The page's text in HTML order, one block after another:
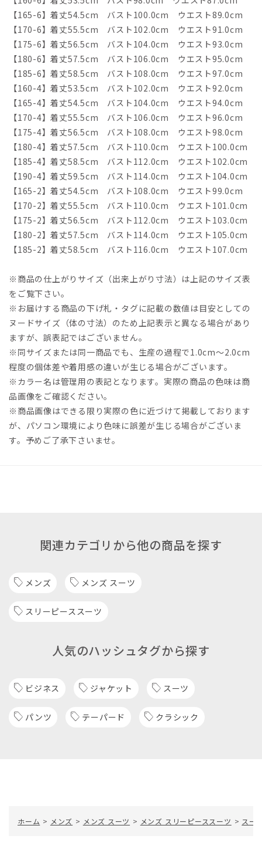
【165-6】着丈54.5cm バスト100.0cm ウエスト89.0cm
【170-6】着丈55.5cm バスト102.0cm ウエスト91.0cm
【175-6】着丈56.5cm バスト104.0cm ウエスト93.0cm
【180-6】着丈57.5cm バスト106.0cm ウエスト95.0cm
【185-6】着丈58.5cm バスト108.0cm ウエスト97.0cm
【160-4】着丈53.5cm バスト102.0cm ウエスト92.0cm
【165-4】着丈54.5cm バスト104.0cm ウエスト94.0cm
【170-4】着丈55.5cm バスト106.0cm ウエスト96.0cm
【175-4】着丈56.5cm バスト108.0cm ウエスト98.0cm
【180-4】着丈57.5cm バスト110.0cm ウエスト100.0cm
【185-4】着丈58.5cm バスト112.0cm ウエスト102.0cm
【190-4】着丈59.5cm バスト114.0cm ウエスト104.0cm
【165-2】着丈54.5cm バスト108.0cm ウエスト99.0cm
【170-2】着丈55.5cm バスト110.0cm ウエスト101.0cm
【175-2】着丈56.5cm バスト112.0cm ウエスト103.0cm
【180-2】着丈57.5cm バスト114.0cm ウエスト105.0cm
【185-2】着丈58.5cm バスト116.0cm ウエスト107.0cm
※商品の仕上がりサイズ（出来上がり寸法）は上記のサイズ表
をご覧下さい。
※お届けする商品の下げ札・タグに記載の数値は目安としての
ヌードサイズ（体の寸法）のため上記表示と異なる場合があり
ますが、誤表記ではございません。
※同サイズまたは同一商品でも、生産の過程で1.0cm～2.0cm
程度の個体差や着用感の違いが生じる場合がございます。
※カラー名は管理用の表記となります。実際の商品の色味は商
品画像をご確認ください。
※商品画像はできる限り実際の色に近づけて掲載しております
が、パソコン環境により色味に誤差が生じる場合がございま
す。予めご了承下さいませ。
関連カテゴリから他の商品を探す
メンズ メンズ スーツ
スリーピーススーツ
人気のハッシュタグから探す
ビジネス ジャケット スーツ
パンツ テーパード クラシック
ホーム > メンズ > メンズ スーツ > メンズ スリーピーススーツ > スー